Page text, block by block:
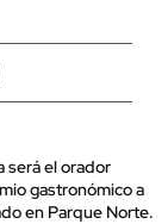
será el orador
gastronómico a
en Parque Norte.